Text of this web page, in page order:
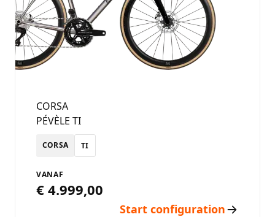
CORSA
PÉVÈLE TI
CORSA TI
VANAF
€ 4.999,00
Start configuration